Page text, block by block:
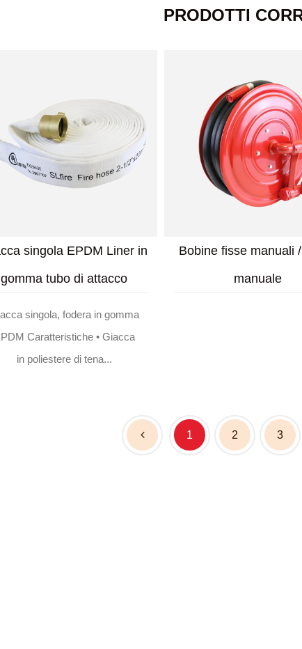
PRODOTTI
Tubo di attacco per
rivestimento TPU a giacca
Giacca singola, fodera TPU •
Filato in poliestere ad alta
Tubo di attacco
coperto di nitrile
1 2 3